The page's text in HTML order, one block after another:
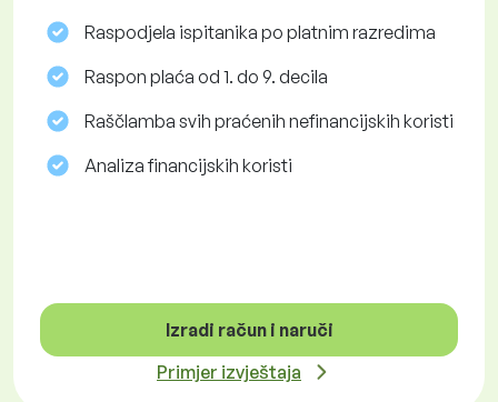
Raspodjela ispitanika po platnim razredima
Raspon plaća od 1. do 9. decila
Raščlamba svih praćenih nefinancijskih koristi
Analiza financijskih koristi
Izradi račun i naruči
Primjer izvještaja